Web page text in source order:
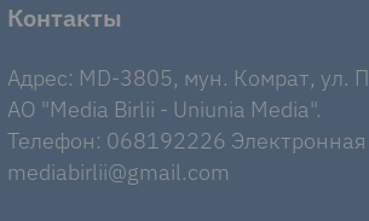
Контакты
Адрес: MD-3805, мун. Комрат, ул.
AO "Media Birlii - Uniunia Media".
Телефон: 068192226 Электронная
mediabirlii@gmail.com